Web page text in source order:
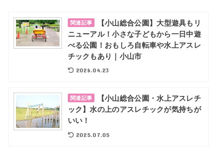
関連記事
【小山総合公園】大型遊具もリ
ニューアル！小さな子どもから一日中遊
べる公園！おもしろ自転車や水上アスレ
チックもあり｜小山市
2026.04.23
関連記事
【小山総合公園・水上アスレチ
ック】水の上のアスレチックが気持ちが
いい！
2025.07.05